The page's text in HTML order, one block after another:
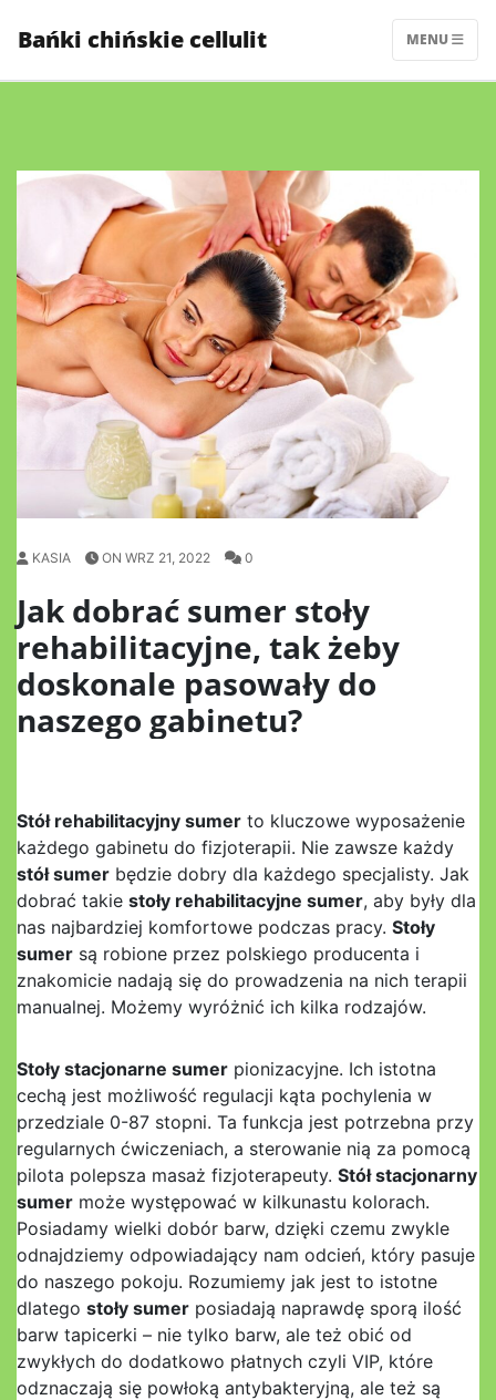
Bańki chińskie cellulit MENU
KASIA ON WRZ 21, 2022 0
Jak dobrać sumer stoły
rehabilitacyjne, tak żeby
doskonale pasowały do
naszego gabinetu?
Stół rehabilitacyjny sumer to kluczowe wyposażenie
każdego gabinetu do fizjoterapii. Nie zawsze każdy
stół sumer będzie dobry dla każdego specjalisty. Jak
dobrać takie stoły rehabilitacyjne sumer, aby były dla
nas najbardziej komfortowe podczas pracy. Stoły
sumer są robione przez polskiego producenta i
znakomicie nadają się do prowadzenia na nich terapii
manualnej. Możemy wyróżnić ich kilka rodzajów.
Stoły stacjonarne sumer pionizacyjne. Ich istotna
cechą jest możliwość regulacji kąta pochylenia w
przedziale 0-87 stopni. Ta funkcja jest potrzebna przy
regularnych ćwiczeniach, a sterowanie nią za pomocą
pilota polepsza masaż fizjoterapeuty. Stół stacjonarny
sumer może występować w kilkunastu kolorach.
Posiadamy wielki dobór barw, dzięki czemu zwykle
odnajdziemy odpowiadający nam odcień, który pasuje
do naszego pokoju. Rozumiemy jak jest to istotne
dlatego stoły sumer posiadają naprawdę sporą ilość
barw tapicerki – nie tylko barw, ale też obić od
zwykłych do dodatkowo płatnych czyli VIP, które
odznaczają się powłoką antybakteryjną, ale też są